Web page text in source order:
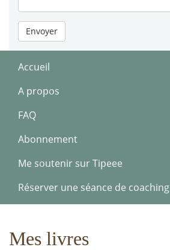
Envoyer
Accueil
A propos
FAQ
Abonnement
Me soutenir sur Tipeee
Réserver une séance de coaching
Mes livres